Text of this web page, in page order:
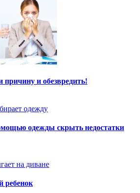
и обезвредить!
одежды скрыть недостатки
ребенок